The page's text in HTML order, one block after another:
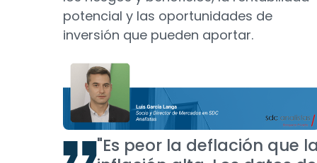
potencial y las oportunidades de
inversión que pueden aportar.
"Es peor la deflación que